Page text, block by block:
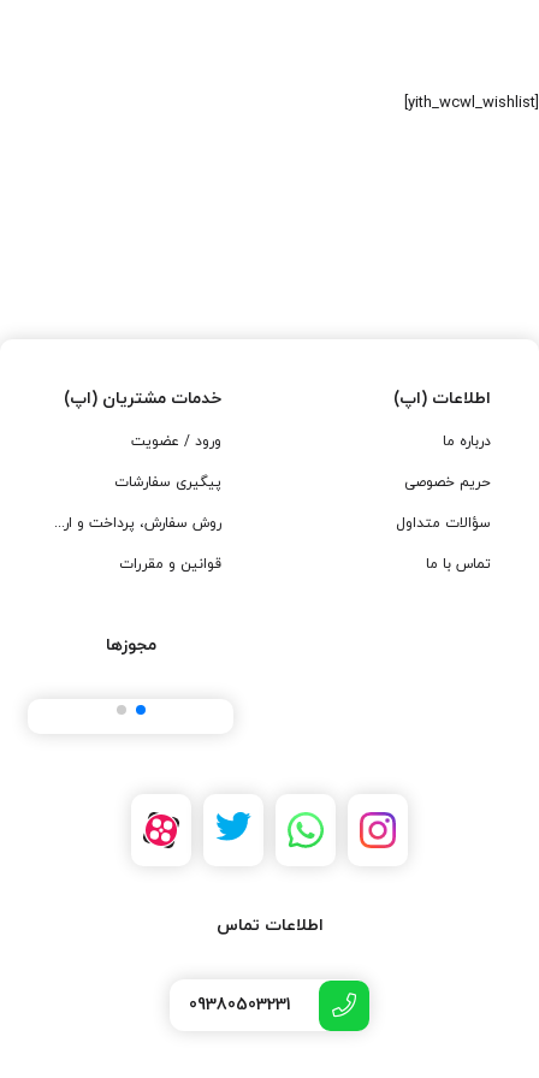
[yith_wcwl_wishlist]
اطلاعات (اپ)
درباره ما
حریم خصوصی
سؤالات متداول
تماس با ما
خدمات مشتریان (اپ)
ورود / عضویت
پیگیری سفارشات
روش سفارش، پرداخت و ارسال
قوانین و مقررات
مجوزها
اطلاعات تماس
09380503231